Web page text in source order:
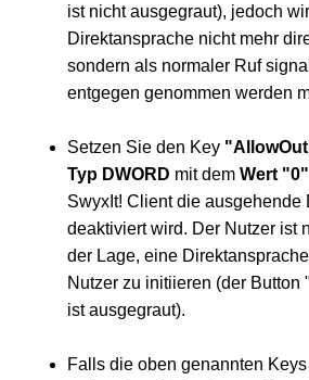
ist nicht ausgegraut), jedoch
Direktansprache nicht mehr
sondern als normaler Ruf
entgegen genommen werden
Setzen Sie den Key
Typ DWORD mit demWert "0"
SwyxIt! Client die ausgehende
deaktiviert wird. Der Nutzer ist
der Lage, eine
Nutzer zu initiieren (der Button
ist ausgegraut).
Falls die oben genannten